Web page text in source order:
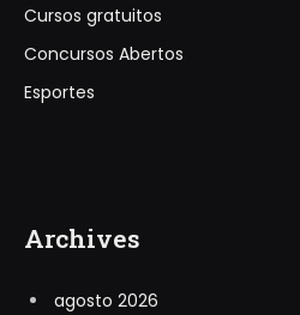
Cursos gratuitos
Concursos Abertos
Esportes
Archives
agosto 2026